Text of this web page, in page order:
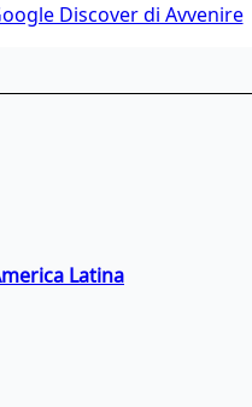
Discover di Avvenire
Latina